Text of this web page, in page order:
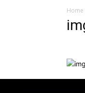
Home